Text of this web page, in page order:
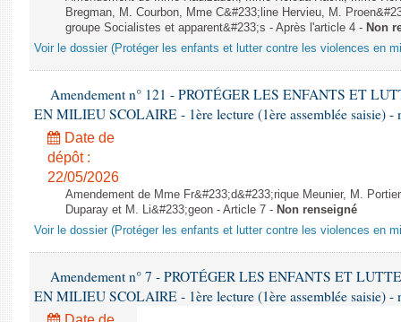
Bregman, M. Courbon, Mme C&#233;line Hervieu, M.
groupe Socialistes et apparent&#233;s - Après l'article 4 - Non
Voir le dossier (Protéger les enfants et lutter contre les violences en
Amendement n° 121 - PROTÉGER LES ENFANTS ET
EN MILIEU SCOLAIRE - 1ère lecture (1ère assemblée saisie) -
Date de
dépôt :
22/05/2026
Amendement de Mme Fr&#233;d&#233;rique Meunier, M.
Duparay et M. Li&#233;geon - Article 7 - Non renseigné
Voir le dossier (Protéger les enfants et lutter contre les violences en
Amendement n° 7 - PROTÉGER LES ENFANTS ET
EN MILIEU SCOLAIRE - 1ère lecture (1ère assemblée saisie) -